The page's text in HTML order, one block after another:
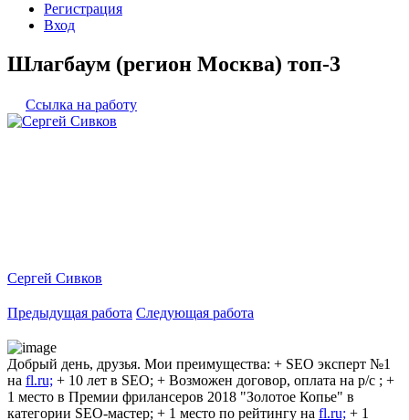
Регистрация
Вход
Шлагбаум (регион Москва) топ-3
Ссылка на работу
Сергей Сивков
Предыдущая работа Следующая работа
Добрый день, друзья. Мои преимущества: + SEO эксперт №1
на fl.ru; + 10 лет в SEO; + Возможен договор, оплата на р/с ; +
1 место в Премии фрилансеров 2018 "Золотое Копье" в
категории SEO-мастер; + 1 место по рейтингу на fl.ru; + 1